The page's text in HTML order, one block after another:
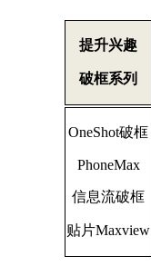
提升兴趣
破框系列
OneShot破框
PhoneMax
信息流破框
贴片Maxview